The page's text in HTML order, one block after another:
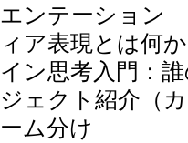
ンテーション
ア表現とは何
ン思考入門：
ェクト紹介（
ム分け